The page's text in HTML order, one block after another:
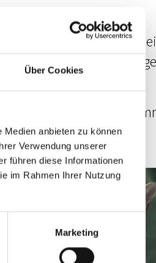
Über Cookies
anbieten zu können
Verwendung unserer
führen diese Informationen
im Rahmen Ihrer Nutzung
Marketing
mit Rat und Tat zur
uns sind Ihre
in Berlin